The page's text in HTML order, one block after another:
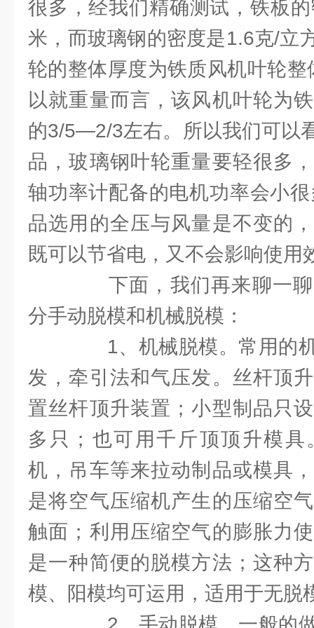
很多，经我们精确测试，铁板
米，而玻璃钢的密度是1.6克/立
轮的整体厚度为铁质风机叶轮
以就重量而言，该风机叶轮为
的3/5—2/3左右。所以我们可以
品，玻璃钢叶轮重量要轻很多
轴功率计配备的电机功率会小
品选用的全压与风量是不变的
既可以节省电，又不会影响使用
下面，我们再来聊一聊
分手动脱模和机械脱模：
1、机械脱模。常用的机
发，牵引法和气压发。丝杆顶
置丝杆顶升装置；小型制品只
多只；也可用千斤顶顶升模
机，吊车等来拉动制品或模具
是将空气压缩机产生的压缩空
触面；利用压缩空气的膨胀力
是一种简便的脱模方法；这种
模、阳模均可运用，适用于无脱